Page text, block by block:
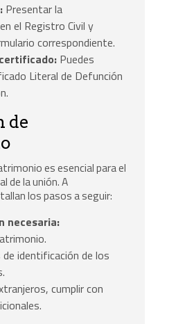
Presentar la
el Registro Civil y
correspondiente.
Puedes
Literal de Defunción
de
es esencial para el
de la unión. A
los pasos a seguir:
necesaria:
identificación de los
cumplir con